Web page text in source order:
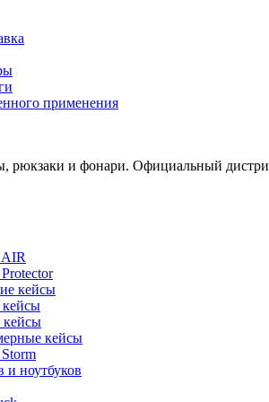
применения
рюкзаки и фонари. Официальный
кейсы
кейсы
кейсы
и ноутбуков